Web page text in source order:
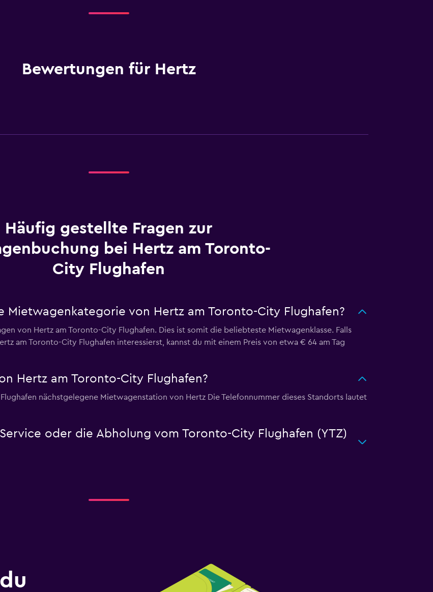
Bewertungen für Hertz
Häufig gestellte Fragen zur
bei Hertz am Toronto-
City Flughafen
Mietwagenkategorie von Hertz am Toronto-City Flughafen?
von Hertz am Toronto-City Flughafen. Dies ist somit die beliebteste Mietwagenklasse. Falls
am Toronto-City Flughafen interessierst, kannst du mit einem Preis von etwa € 64 am Tag
Hertz am Toronto-City Flughafen?
nächstgelegene Mietwagenstation von Hertz Die Telefonnummer dieses Standorts lautet
oder die Abholung vom Toronto-City Flughafen (YTZ)